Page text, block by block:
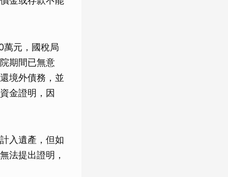
萬元，國稅局
期間已無意
境外債務，並
金證明，因
入遺產，但如
法提出證明，